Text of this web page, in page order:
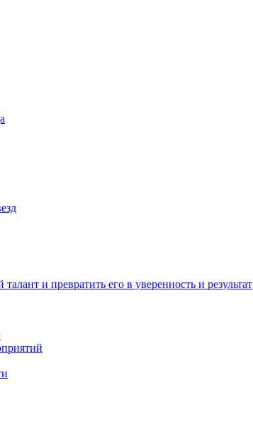
и превратить его в уверенность и результат